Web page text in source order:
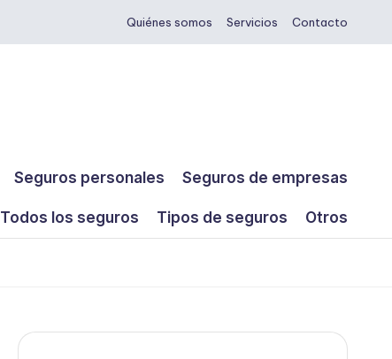
Quiénes somos Servicios Contacto
Seguros personales Seguros de empresas
Todos los seguros Tipos de seguros Otros